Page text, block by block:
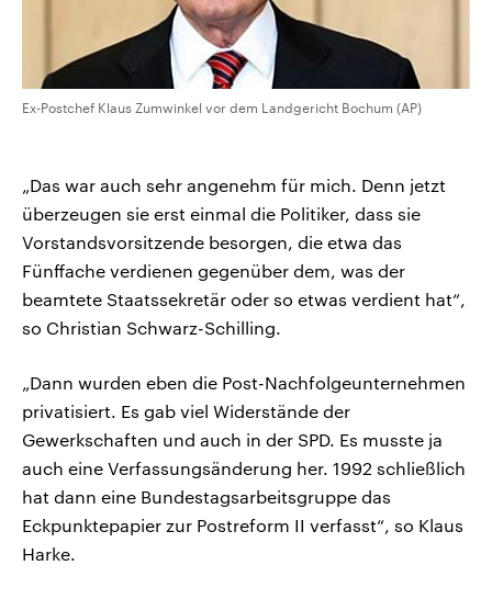
Ex-Postchef Klaus Zumwinkel vor dem Landgericht Bochum (AP)
„Das war auch sehr angenehm für mich. Denn jetzt
überzeugen sie erst einmal die Politiker, dass sie
Vorstandsvorsitzende besorgen, die etwa das
Fünffache verdienen gegenüber dem, was der
beamtete Staatssekretär oder so etwas verdient hat“,
so Christian Schwarz-Schilling.
„Dann wurden eben die Post-Nachfolgeunternehmen
privatisiert. Es gab viel Widerstände der
Gewerkschaften und auch in der SPD. Es musste ja
auch eine Verfassungsänderung her. 1992 schließlich
hat dann eine Bundestagsarbeitsgruppe das
Eckpunktepapier zur Postreform II verfasst“, so Klaus
Harke.